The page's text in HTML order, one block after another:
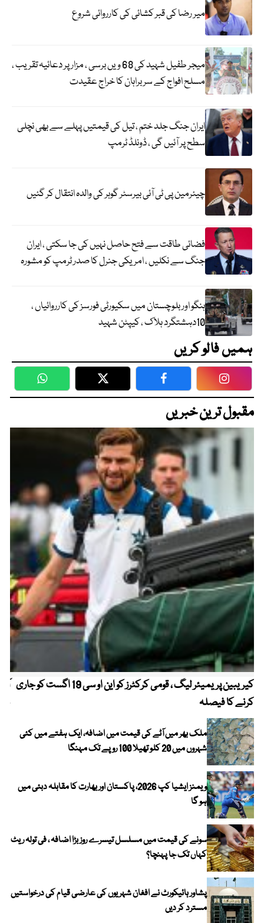
میر رضا کی قبر کشائی کی کارروائی شروع
میجر طفیل شہید کی 68 ویں برسی ، مزار پر دعائیہ تقریب ،
مسلح افواج کے سربراہان کا خراج عقیدت
ایران جنگ جلد ختم ، تیل کی قیمتیں پہلے سے بھی نچلی
سطح پر آئیں گی ، ڈونلڈ ٹرمپ
چیئرمین پی ٹی آئی بیرسٹر گوہر کی والدہ انتقال کر گئیں
فضائی طاقت سے فتح حاصل نہیں کی جا سکتی ، ایران
جنگ سے نکلیں ، امریکی جنرل کا صدر ٹرمپ کو مشورہ
ہنگو اور بلوچستان میں سکیورٹی فورسز کی کارروائیاں ،
10دہشتگرد ہلاک ، کیپٹن شہید
ہمیں فالو کریں
WhatsApp Twitter Facebook
مقبول ترین خبریں
کیریبین پریمیئر لیگ ، قومی کرکٹرز کو این او سی 19 اگست کو جاری
کرنے کا فیصلہ
ملک بھر میں آٹے کی قیمت میں اضافہ، ایک ہفتے میں کئی
شہروں میں 20 کلو تھیلا 100 روپے تک مہنگا
ویمنز ایشیا کپ 2026، پاکستان اور بھارت کا مقابلہ دبئی میں
ہو گا
سونے کی قیمت میں مسلسل تیسرے روز بڑا اضافہ ، فی تولہ ریٹ
کہاں تک جا پہنچا؟
پشاور ہائیکورٹ نے افغان شہریوں کی عارضی قیام کی درخواستیں
مسترد کر دیں